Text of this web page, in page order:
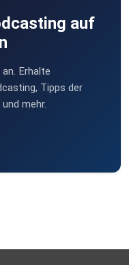
auf
Erhalte
Tipps der
mehr.